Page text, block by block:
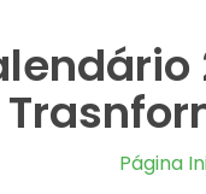
Página